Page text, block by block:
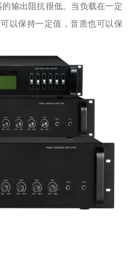
输出阻抗很低。当负载在一定
以保持一定值，音质也可以保